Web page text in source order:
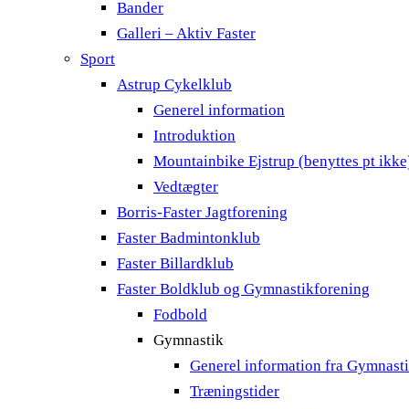
Bander
Galleri – Aktiv Faster
Sport
Astrup Cykelklub
Generel information
Introduktion
Mountainbike Ejstrup (benyttes pt
Vedtægter
Borris-Faster Jagtforening
Faster Badmintonklub
Faster Billardklub
Faster Boldklub og Gymnastikforening
Fodbold
Gymnastik
Generel information fra
Træningstider